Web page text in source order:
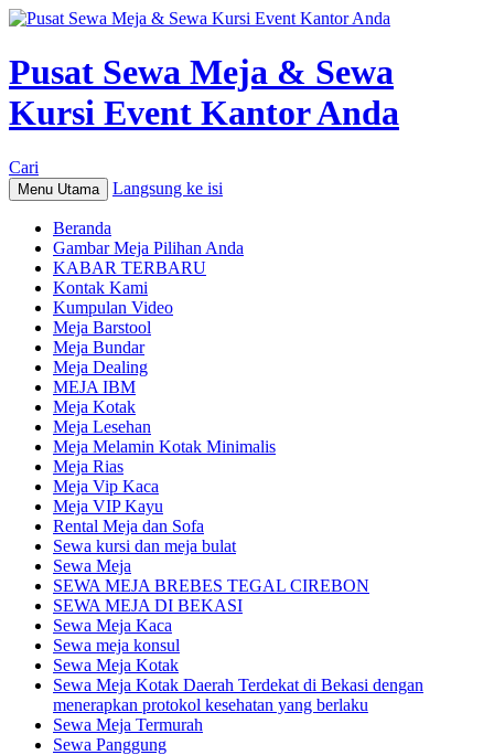
Pusat Sewa Meja & Sewa
Kursi Event Kantor Anda
Cari
Menu Utama Langsung ke isi
Beranda
Gambar Meja Pilihan Anda
KABAR TERBARU
Kontak Kami
Kumpulan Video
Meja Barstool
Meja Bundar
Meja Dealing
MEJA IBM
Meja Kotak
Meja Lesehan
Meja Melamin Kotak Minimalis
Meja Rias
Meja Vip Kaca
Meja VIP Kayu
Rental Meja dan Sofa
Sewa kursi dan meja bulat
Sewa Meja
SEWA MEJA BREBES TEGAL CIREBON
SEWA MEJA DI BEKASI
Sewa Meja Kaca
Sewa meja konsul
Sewa Meja Kotak
Sewa Meja Kotak Daerah Terdekat di Bekasi dengan
menerapkan protokol kesehatan yang berlaku
Sewa Meja Termurah
Sewa Panggung